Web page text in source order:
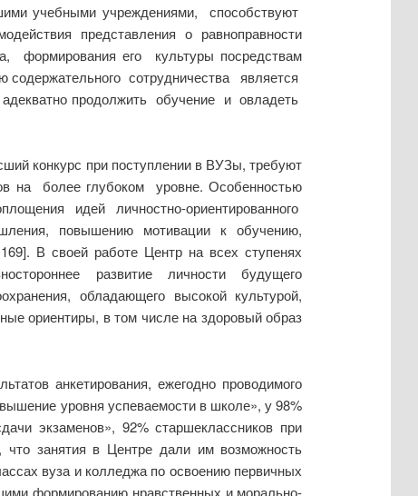
учебными учреждениями, способствуют
представления о равноправности
его культуры посредствам
сотрудничества является
продолжить обучение и овладеть
конкурс при поступлении в ВУЗы, требуют
на более глубоком уровне. Особенностью
идей личностно-ориентированного
повышению мотивации к обучению,
В своей работе Центр на всех ступенях
развитие личности будущего
обладающего высокой культурой,
ориентиры, в том числе на здоровый образ
анкетирования, ежегодно проводимого
уровня успеваемости в школе», у 98%
экзаменов», 92% старшеклассников при
занятия в Центре дали им возможность
вуза и колледжа по освоению первичных
формированию нравственных и морально-